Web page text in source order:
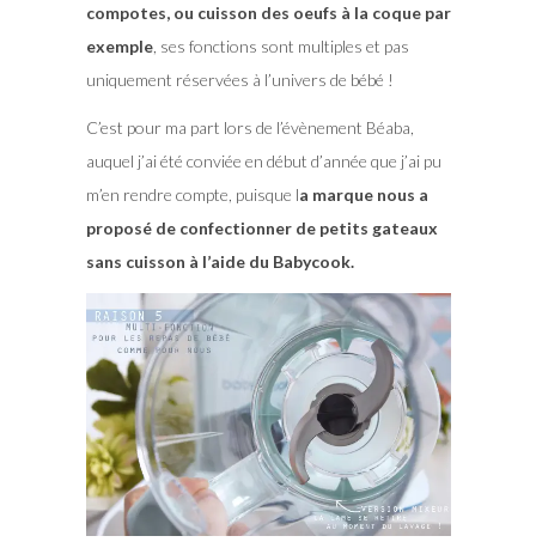
compotes, ou cuisson des oeufs à la coque par
exemple, ses fonctions sont multiples et pas
uniquement réservées à l’univers de bébé !
C’est pour ma part lors de l’évènement Béaba,
auquel j’ai été conviée en début d’année que j’ai pu
m’en rendre compte, puisque la marque nous a
proposé de confectionner de petits gateaux
sans cuisson à l’aide du Babycook.